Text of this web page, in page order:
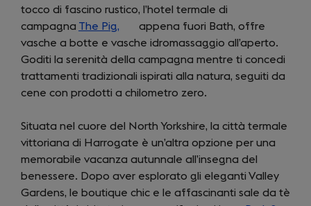
a
new
tab)
tocco di fascino rustico, l’hotel termale di
campagna The Pig, (opens
in
a
new
tab)
appena fuori Bath, offre
vasche a botte e vasche idromassaggio all’aperto.
Goditi la serenità della campagna mentre ti concedi
trattamenti tradizionali ispirati alla natura, seguiti da
cene con prodotti a chilometro zero.
Situata nel cuore del North Yorkshire, la città termale
vittoriana di Harrogate è un’altra opzione per una
memorabile vacanza autunnale all’insegna del
benessere. Dopo aver esplorato gli eleganti Valley
Gardens, le boutique chic e le affascinanti sale da tè